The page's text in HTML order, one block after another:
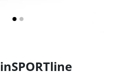
inSPORTline